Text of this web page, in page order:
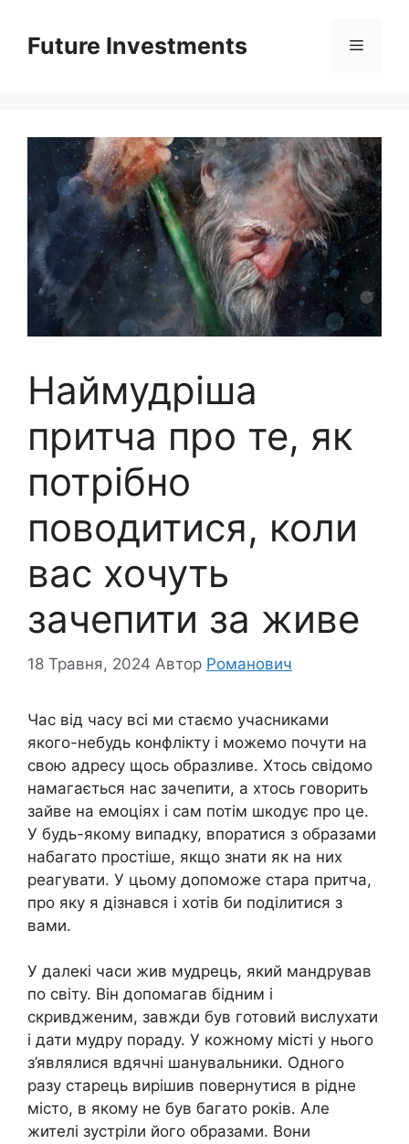
вмістуFuture Investments Меню
Наймудріша
притча про те, як
потрібно
поводитися, коли
вас хочуть
зачепити за живе
18 Травня, 2024 Автор Романович
Час від часу всі ми стаємо учасниками
якого-небудь конфлікту і можемо почути на
свою адресу щось образливе. Хтось свідомо
намагається нас зачепити, а хтось говорить
зайве на емоціях і сам потім шкодує про це.
У будь-якому випадку, впоратися з образами
набагато простіше, якщо знати як на них
реагувати. У цьому допоможе стара притча,
про яку я дізнався і хотів би поділитися з
вами.
У далекі часи жив мудрець, який мандрував
по світу. Він допомагав бідним і
скривдженим, завжди був готовий вислухати
і дати мудру пораду. У кожному місті у нього
з’являлися вдячні шанувальники. Одного
разу старець вирішив повернутися в рідне
місто, в якому не був багато років. Але
жителі зустріли його образами. Вони